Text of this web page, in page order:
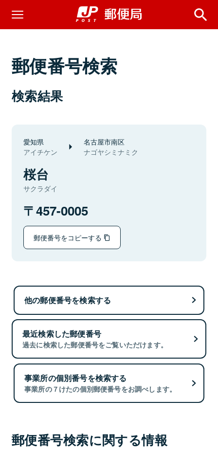
郵便番号検索
検索結果
愛知県
アイチケン
名古屋市南区
ナゴヤシミナミク
桜台
サクラダイ
457-0005
郵便番号をコピーする
他の郵便番号を検索する
最近検索した郵便番号
過去に検索した郵便番号をご覧いただけます。
事業所の個別番号を検索する
事業所の７けたの個別郵便番号をお調べします。
郵便番号検索に関する情報